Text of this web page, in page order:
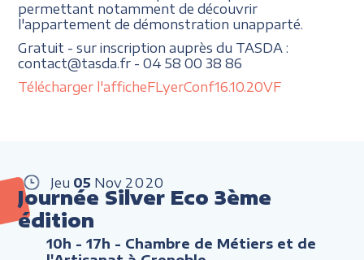
permettant notamment de découvrir
l'appartement de démonstration unapparté.
Gratuit - sur inscription auprès du TASDA :
contact@tasda.fr - 04 58 00 38 86
Télécharger l'afficheFLyerConf16.10.20VF
Jeu 05 Nov 2020
Journée Silver Eco 3ème
édition
10h - 17h - Chambre de Métiers et de